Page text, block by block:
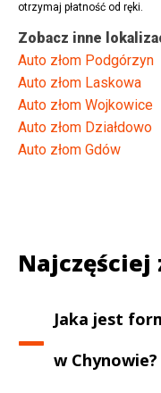
otrzymaj płatność od ręki.
Zobacz inne
Auto złom Podgórzyn
Auto złom Laskowa
Auto złom Wojkowice
Auto złom Działdowo
Auto złom Gdów
Najczęściej
Jaka jest
w Chynowie?